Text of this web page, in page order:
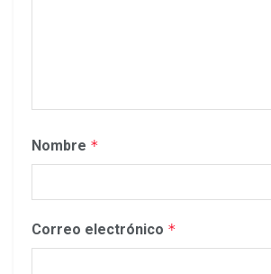
Nombre *
Correo electrónico *